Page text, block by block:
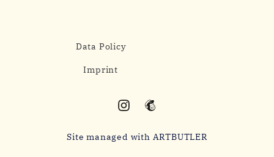
Data Policy
Imprint
Site managed with ARTBUTLER